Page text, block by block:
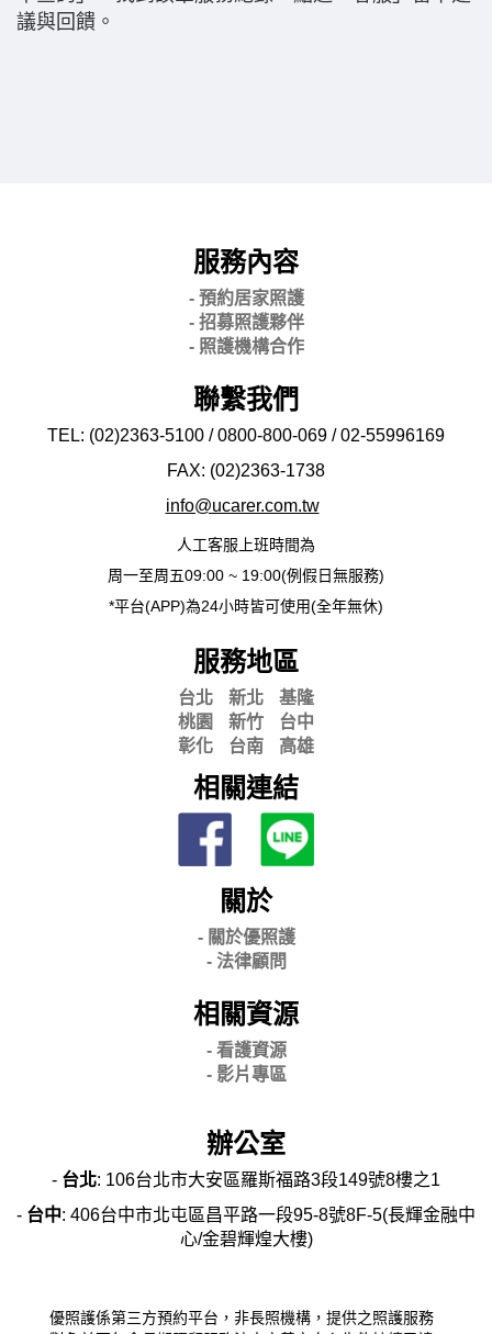
議與回饋。
服務內容
- 預約居家照護
- 招募照護夥伴
- 照護機構合作
聯繫我們
TEL: (02)2363-5100 / 0800-800-069 / 02-55996169
FAX: (02)2363-1738
info@ucarer.com.tw
人工客服上班時間為
周一至周五09:00 ~ 19:00(例假日無服務)
*平台(APP)為24小時皆可使用(全年無休)
服務地區
台北 新北
基隆
桃園
新竹
台中
彰化
台南 高雄
相關連結
關於
- 關於優照護
- 法律顧問
相關資源
- 看護資源
- 影片專區
辦公室
- 台北: 106台北市大安區羅斯福路3段149號8樓之1
- 台中: 406台中市北屯區昌平路一段95-8號8F-5(長輝金融中
心/金碧輝煌大樓)
優照護係第三方預約平台，非長照機構，提供之照護服務